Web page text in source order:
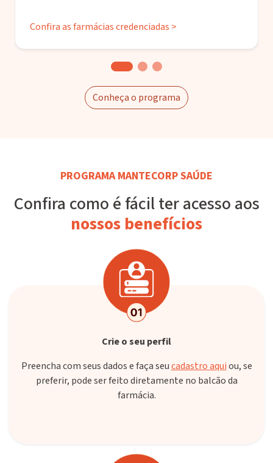
Confira as farmácias credenciadas >
Conheça o programa
PROGRAMA MANTECORP SAÚDE
Confira como é fácil ter acesso aos
nossos benefícios
Crie o seu perfil
Preencha com seus dados e faça seucadastro aquiou, se
preferir, pode ser feito diretamente no balcão da
farmácia.